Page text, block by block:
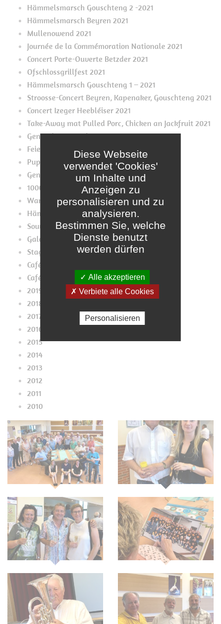
Hämmelsmarsch Gouschteng 2 -2021
Hämmelsmarsch Beyren 2021
Mullenowend 2021
Journée de la Commémoration Nationale 2021
Concert Porte-Ouverte Betzder 2021
Ofschlossgrillfest 2021
Hämmelsmarsch Gouschteng 1 – 2021
Stroosse-Concert Beyren, Kapenaker, Gouschteng 2021
Concert Izeger Heebléiser 2021
Take-Away mat Pulled Porc, Chicken an Jackfruit 2021
Generalversammlung 2021
Feierlech Momenter
Pupes Mupes 2020
Generalversammlung 2020??
1000. Café bei den Tutebattien
Wanterconcert 2019
Hämmelsmärsch
Souvenirs Souvenirs Konveniat 2019
Galaconcert 2019
Stage2019
Café Pupes Mupes 2019
Café 2019
2019
2018
2017
2016
2015
2014
2013
2012
2011
2010
Diese Webseite
verwendet 'Cookies'
um Inhalte und
Anzeigen zu
personalisieren und zu
analysieren.
Bestimmen Sie, welche
Dienste benutzt
werden dürfen
✓ Alle akzeptieren
✗ Verbiete alle Cookies
Personalisieren